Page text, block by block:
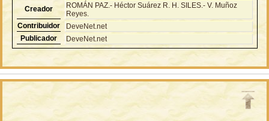
Creador
ROMÁN PAZ.- Héctor Suárez R. H. SILES.- V. Muñoz
Reyes.
Contribuidor
DeveNet.net
Publicador
DeveNet.net